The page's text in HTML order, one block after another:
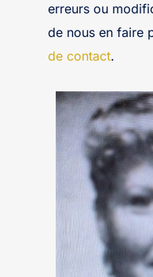
erreurs ou
de nous en faire
de contact.